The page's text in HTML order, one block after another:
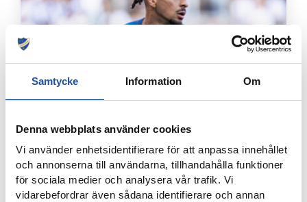
Samtycke Information Om
Denna webbplats använder cookies
Vi använder enhetsidentifierare för att anpassa innehållet
och annonserna till användarna, tillhandahålla funktioner
för sociala medier och analysera vår trafik. Vi
vidarebefordrar även sådana identifierare och annan
IFK-TRUPPEN MOT IK BRAGE